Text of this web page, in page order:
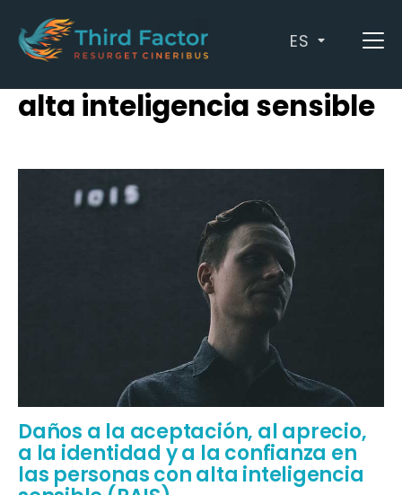
ES
Archives: Persona con
alta inteligencia sensible
Daños a la aceptación, al aprecio,
a la identidad y a la confianza en
las personas con alta inteligencia